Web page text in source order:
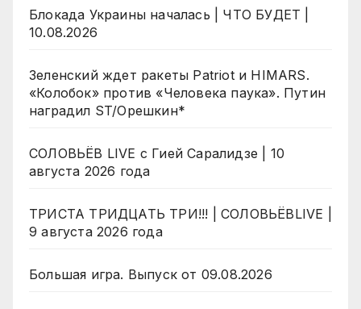
Блокада Украины началась | ЧТО БУДЕТ |
10.08.2026
Зеленский ждет ракеты Patriot и HIMARS.
«Колобок» против «Человека паука». Путин
наградил ST/Орешкин*
СОЛОВЬЁВ LIVE с Гией Саралидзе | 10
августа 2026 года
ТРИСТА ТРИДЦАТЬ ТРИ!!! | СОЛОВЬЁВLIVE |
9 августа 2026 года
Большая игра. Выпуск от 09.08.2026